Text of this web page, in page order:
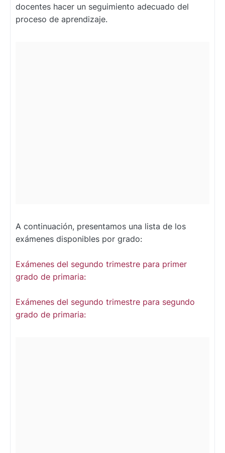
docentes hacer un seguimiento adecuado del
proceso de aprendizaje.
A continuación, presentamos una lista de los
exámenes disponibles por grado:
Exámenes del segundo trimestre para primer
grado de primaria:
Exámenes del segundo trimestre para segundo
grado de primaria: